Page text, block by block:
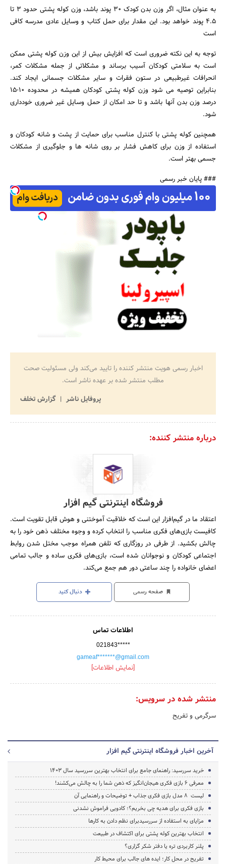
به عنوان مثال، اگر وزن بدن کودک 30 پوند باشد، وزن کوله پشتی حدود 3 تا
4.5 پوند خواهد بود. این مقدار برای حمل کتاب و وسایل عادی مدرسه کافی
است
توجه به این نکته ضروری است که افزایش بیش از این وزن کوله پشتی ممکن
است به سلامتی کودکان آسیب برساند و مشکلاتی از جمله مشکلات کمر،
انحرافات غیرطبیعی در ستون فقرات و سایر مشکلات جسمانی ایجاد کند.
بنابراین توصیه می شود وزن کوله پشتی کودکان همیشه در محدوده 10-15
درصد وزن بدن آنها باشد و تا حد امکان از حمل وسایل غیر ضروری خودداری
شود.
همچنین کوله پشتی با کنترل مناسب برای حمایت از پشت و شانه کودکان و
استفاده از وزن برای کاهش فشار بر روی شانه ها و جلوگیری از مشکلات
جسمی بهتر است.
### پایان خبر رسمی
اخبار رسمی هویت منتشر کننده را تایید می‌کند ولی مسئولیت صحت
مطلب منتشر شده بر عهده ناشر است.
پروفایل ناشر
گزارش تخلف
درباره منتشر کننده:
فروشگاه اینترنتی گیم افزار
اعتقاد ما در گیم‌افزار این است که خلاقیت آموختنی و هوش قابل تقویت است.
کافیست بازی‌های فکری مناسب را انتخاب کرده و وجوه مختلف ذهن خود را به
چالش بکشید. از طرفی در روزگاری که تلفن همراه موجب مختل شدن روابط
اجتماعی کودکان و نوجوانان شده است، بازی‌های فکری ساده و جالب تمامی
اعضای خانواده را چند ساعتی دور هم جمع می‌کند.
صفحه رسمی دنبال کنید
اطلاعات تماس
021843*****
gameaf*******@gmail.com
[نمایش اطلاعات]
منتشر شده در سرویس:
سرگرمی و تفریح
آخرین اخبار فروشگاه اینترنتی گیم افزار
خرید سررسید: راهنمای جامع برای انتخاب بهترین سررسید سال ۱۴۰۳
معرفی 6 بازی فکری هیجان‌انگیز که ذهن شما را به چالش می‌کشند!
لیست 8 مدل بازی فکری جذاب + توضیحات و راهنمایی آن
بازی فکری برای هدیه چی بخریم؟؛ کادویی فراموش نشدنی
مزایای به استفاده از سررسیدبرای نظم دادن به کارها
انتخاب بهترین کوله پشتی برای اکتشاف در طبیعت
پلنر کاربردی تره یا دفتر شکر گزاری؟
تفریح در محل کار؛ ایده های جالب برای محیط کار